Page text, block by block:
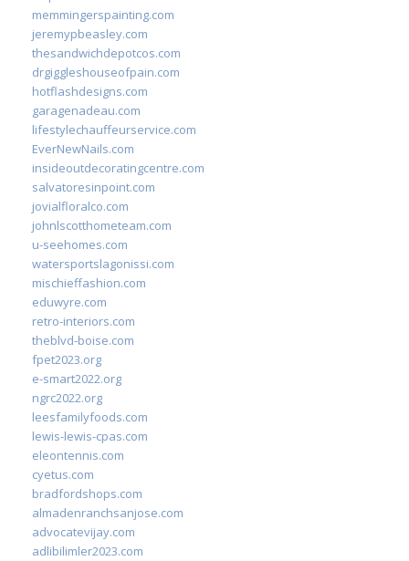
memmingerspainting.com
jeremypbeasley.com
thesandwichdepotcos.com
drgiggleshouseofpain.com
hotflashdesigns.com
garagenadeau.com
lifestylechauffeurservice.com
EverNewNails.com
insideoutdecoratingcentre.com
salvatoresinpoint.com
jovialfloralco.com
johnlscotthometeam.com
u-seehomes.com
watersportslagonissi.com
mischieffashion.com
eduwyre.com
retro-interiors.com
theblvd-boise.com
fpet2023.org
e-smart2022.org
ngrc2022.org
leesfamilyfoods.com
lewis-lewis-cpas.com
eleontennis.com
cyetus.com
bradfordshops.com
almadenranchsanjose.com
advocatevijay.com
adlibilimler2023.com